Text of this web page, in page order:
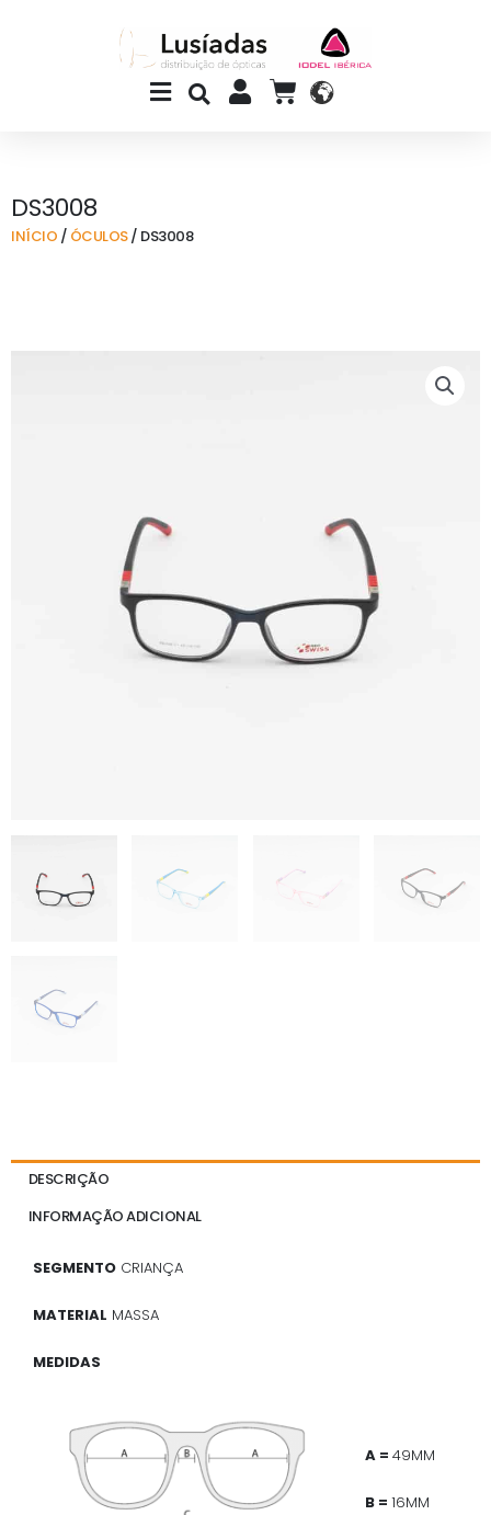
Main
Menu
CART
DS3008
INÍCIO / ÓCULOS/ DS3008
DESCRIÇÃO
INFORMAÇÃO ADICIONAL
SEGMENTO CRIANÇA
MATERIAL MASSA
MEDIDAS
A = 49MM
B = 16MM